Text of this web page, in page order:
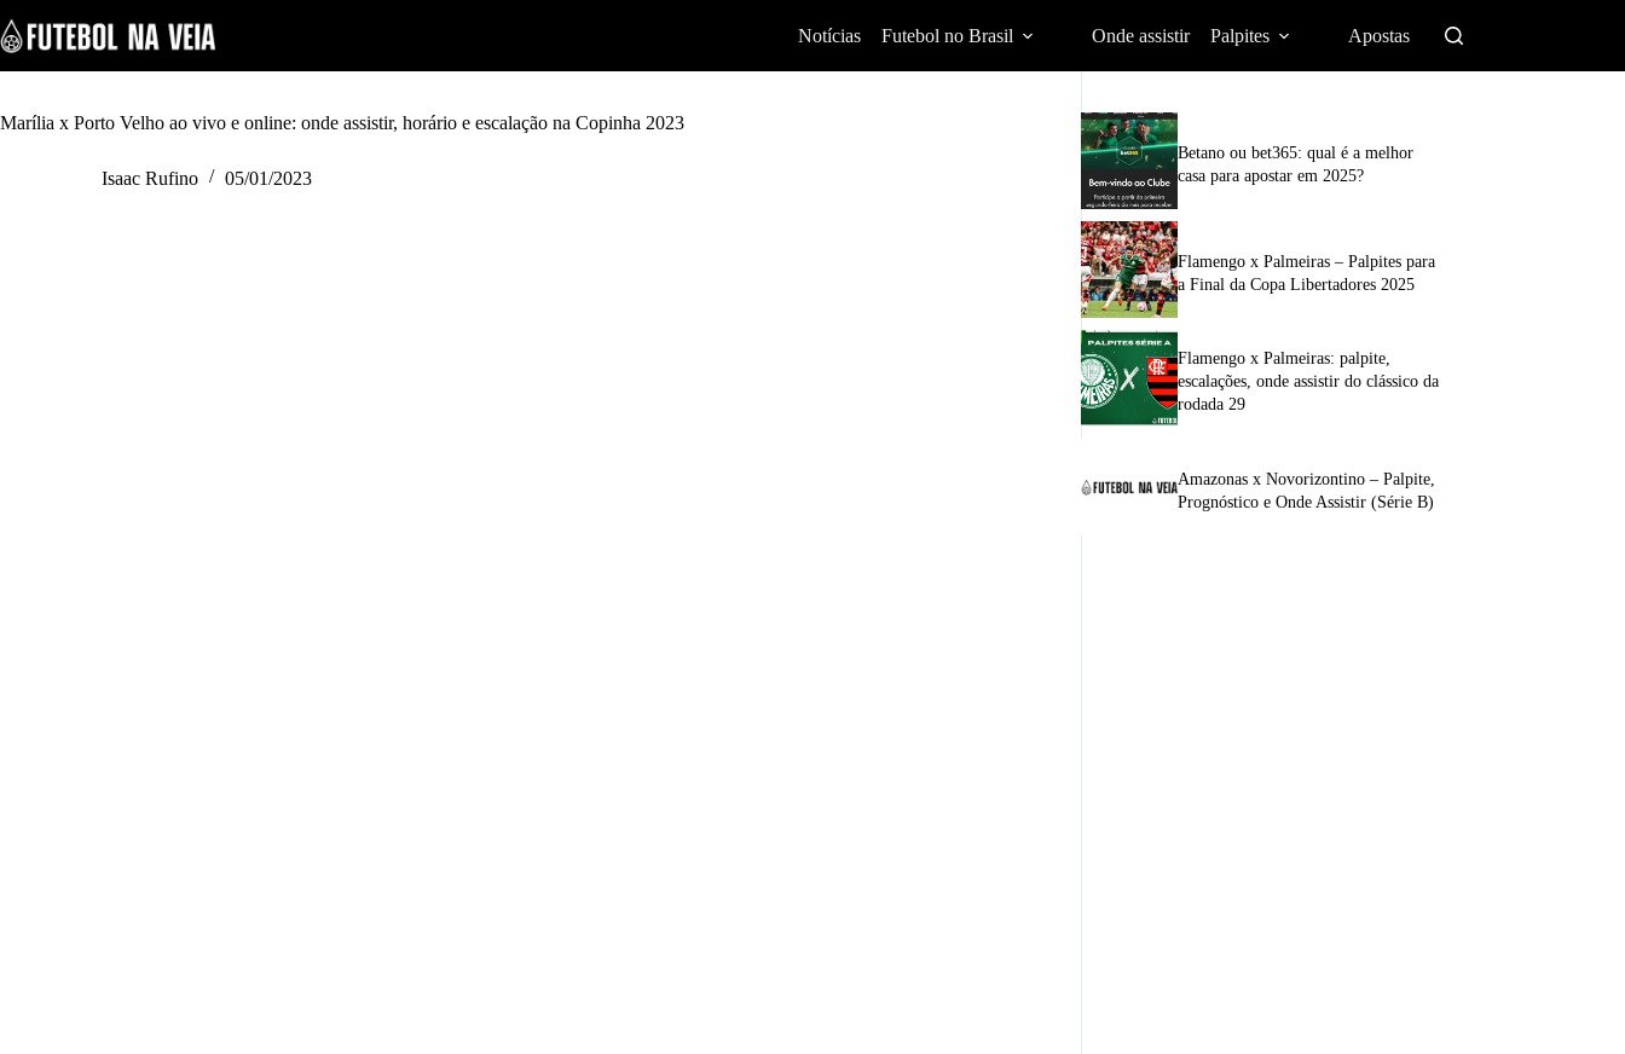
k
i
p
o
Notícias Futebol no Brasil Onde assistir Palpites Apostas
Marília x Porto Velho ao vivo e online: onde assistir, horário e escalação na Copinha 2023
Isaac Rufino 05/01/2023
Betano ou bet365: qual é a melhor
casa para apostar em 2025?
Flamengo x Palmeiras – Palpites para
a Final da Copa Libertadores 2025
Flamengo x Palmeiras: palpite,
escalações, onde assistir do clássico da
rodada 29
Amazonas x Novorizontino – Palpite,
Prognóstico e Onde Assistir (Série B)